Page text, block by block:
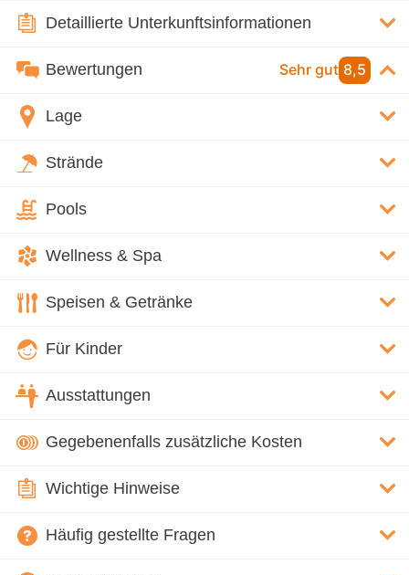
Detaillierte Unterkunftsinformationen
Bewertungen Sehr gut 8,5
Lage
Strände
Pools
Wellness & Spa
Speisen & Getränke
Für Kinder
Ausstattungen
Gegebenenfalls zusätzliche Kosten
Wichtige Hinweise
Häufig gestellte Fragen